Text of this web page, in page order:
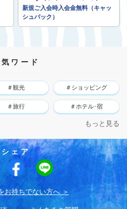
新規ご入会時入会金無料（キャッ
シュバック）
気ワード
＃観光 ＃ショッピング
＃旅行 ＃ホテル･宿
もっと見る
シェア
お持ちでない⽅へ